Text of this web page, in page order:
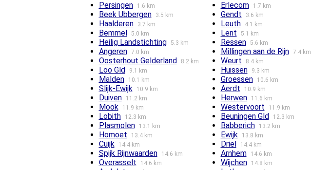
Persingen
1.6 km Erlecom 1.7 km
Beek Ubbergen 3.5 km Gendt 3.6 km
Haalderen 3.7 km Leuth 4.1 km
Bemmel 5.0 km Lent 5.1 km
Heilig Landstichting 5.3 km Ressen 5.6 km
Angeren 7.0 km Millingen aan de Rijn 7.4 km
Oosterhout Gelderland 8.2 km Weurt 8.4 km
Loo Gld 9.1 km Huissen 9.3 km
Malden 10.1 km Groessen 10.6 km
Slijk-Ewijk 10.9 km Aerdt 10.9 km
Duiven 11.2 km Herwen 11.6 km
Mook 11.9 km Westervoort 11.9 km
Lobith 12.3 km Beuningen Gld 12.3 km
Plasmolen 13.1 km Babberich 13.2 km
Homoet 13.4 km Ewijk 13.8 km
Cuijk 14.4 km Driel 14.4 km
Spijk Rijnwaarden 14.6 km Arnhem 14.6 km
Overasselt 14.6 km Wijchen 14.8 km